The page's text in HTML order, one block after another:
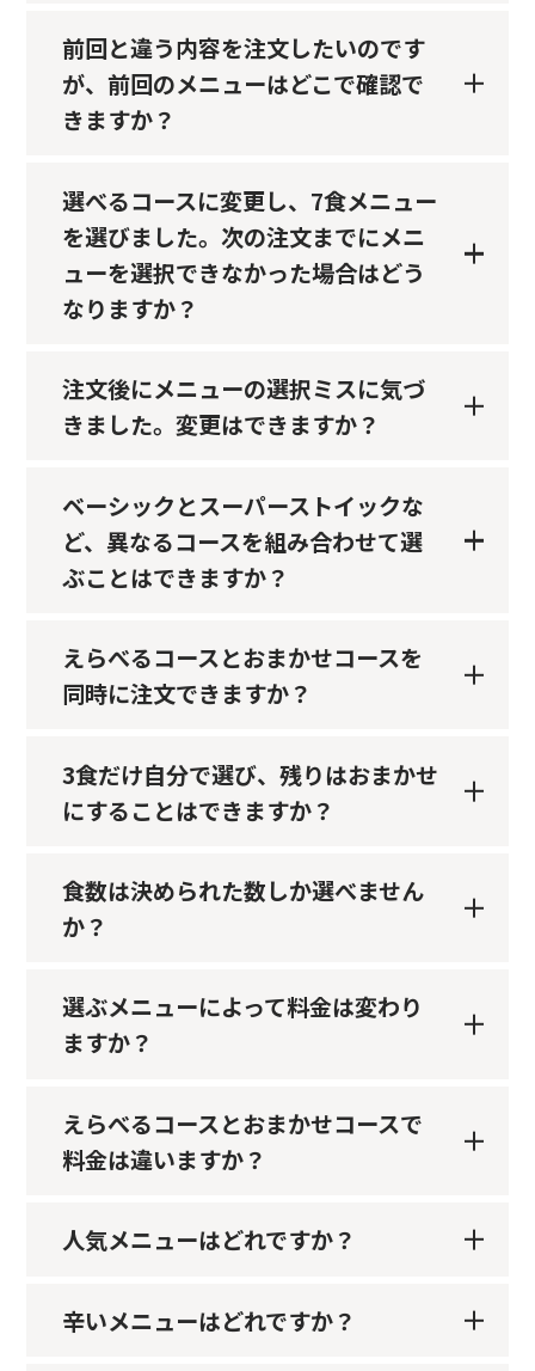
前回と違う内容を注文したいのです
が、前回のメニューはどこで確認で
きますか？
選べるコースに変更し、7食メニュー
を選びました。次の注文までにメニ
ューを選択できなかった場合はどう
なりますか？
注文後にメニューの選択ミスに気づ
きました。変更はできますか？
ベーシックとスーパーストイックな
ど、異なるコースを組み合わせて選
ぶことはできますか？
えらべるコースとおまかせコースを
同時に注文できますか？
3食だけ自分で選び、残りはおまかせ
にすることはできますか？
食数は決められた数しか選べません
か？
選ぶメニューによって料金は変わり
ますか？
えらべるコースとおまかせコースで
料金は違いますか？
人気メニューはどれですか？
辛いメニューはどれですか？